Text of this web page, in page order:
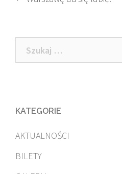
Szukaj:
KATEGORIE
AKTUALNOŚCI
BILETY